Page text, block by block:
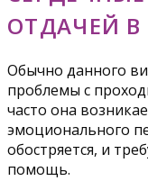
ОТДАЧЕЙ
Обычно данного
проблемы с
часто она
эмоционального
обостряется, и
помощь.